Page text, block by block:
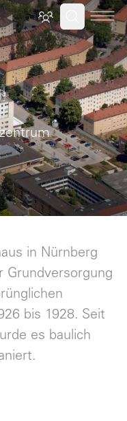
in Nürnberg
Grundversorgung
bis 1928. Seit
es baulich